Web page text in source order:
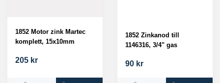
1852 Motor zink Martec
komplett, 15x10mm
205 kr
1852 Zinkanod till
1146316, 3/4" gas
90 kr